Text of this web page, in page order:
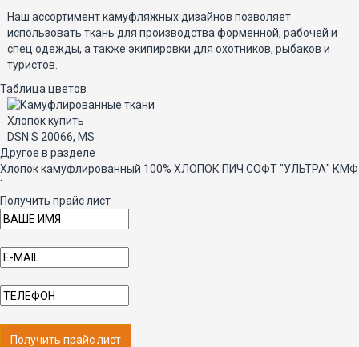
Наш ассортимент камуфляжных дизайнов позволяет
использовать ткань для производства форменной, рабочей и
спец одежды, а также экипировки для охотников, рыбаков и
туристов.
Таблица цветов
DSN S 20066, MS
Другое в разделе
Хлопок камуфлированный 100% ХЛОПОК ПИЧ СОФТ "УЛЬТРА" КМФ
`
Получить прайс лист
Получить прайс лист